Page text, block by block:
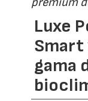
Luxe
Smart
gama